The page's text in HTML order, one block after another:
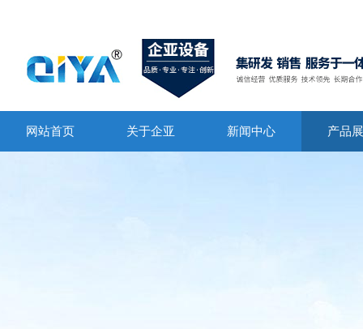
网站首页 关于企亚 新闻中心 产品